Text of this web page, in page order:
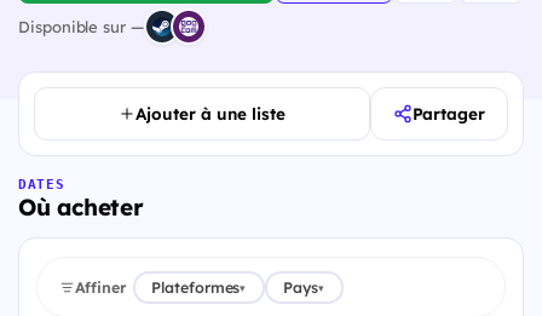
Disponible sur —
Ajouter à une liste Partager
DATES
Où acheter
Affiner Plateformes▾ Pays▾